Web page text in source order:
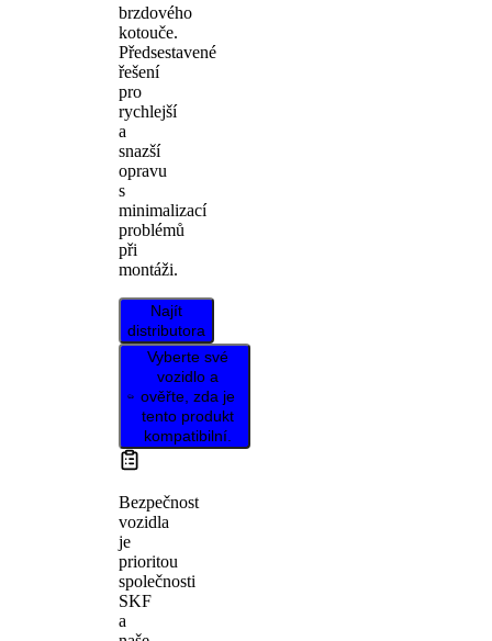
brzdového
kotouče.
Předsestavené
řešení
pro
rychlejší
a
snazší
opravu
s
minimalizací
problémů
při
montáži.
Najít
distributora
Vyberte své
vozidlo a
ověřte, zda je
tento produkt
kompatibilní.
Bezpečnost
vozidla
je
prioritou
společnosti
SKF
a